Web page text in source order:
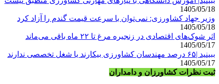
1405/05/18
وزیر جهاد کشاورزی: نمی‌توان با سرعت قیمت گندم را آزاد کرد
1405/05/18
اثر شوک‌های اقتصادی در زنجیره مرغ تا ۲۲ ماه باقی می‌ماند
1405/05/17
ببینید |۶۵ درصد مهندسان کشاورزی بیکارند یا شغل تخصصی ندارند
1405/05/17
ثبت نظرات کشاورزان و دامداران